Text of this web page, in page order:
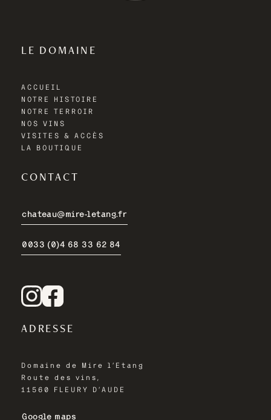
LE DOMAINE
ACCUEIL
NOTRE HISTOIRE
NOTRE TERROIR
NOS VINS
VISITES & ACCÈS
LA BOUTIQUE
CONTACT
chateau@mire-letang.fr
0033 (0)4 68 33 62 84
ADRESSE
Domaine de Mire l’Etang
Route des vins,
11560 FLEURY D’AUDE
Google maps